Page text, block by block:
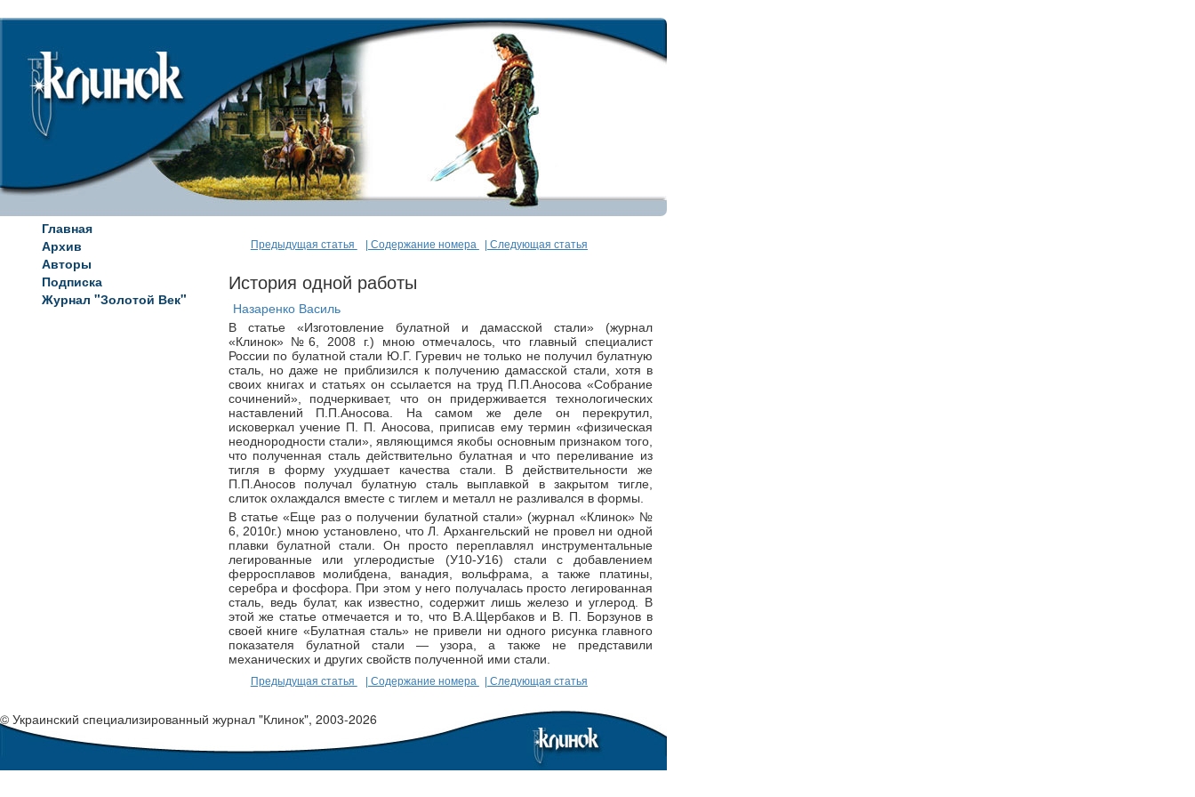
Главная
Архив
Авторы
Подписка
Журнал "Золотой Век"
Предыдущая статья | Содержание номера | Следующая статья
История одной работы
Назаренко Василь
В статье «Изготовление булатной и дамасской стали» (журнал
«Клинок» №6, 2008 г.) мною отмечалось, что главный специалист
России по булатной стали Ю.Г. Гуревич не только не получил булатную
сталь, но даже не приблизился к получению дамасской стали, хотя в
своих книгах и статьях он ссылается на труд П.П.Аносова «Собрание
сочинений», подчеркивает, что он придерживается технологических
наставлений П.П.Аносова. На самом же деле он перекрутил,
исковеркал учение П. П. Аносова, приписав ему термин «физическая
неоднородности стали», являющимся якобы основным признаком того,
что полученная сталь действительно булатная и что переливание из
тигля в форму ухудшает качества стали. В действительности же
П.П.Аносов получал булатную сталь выплавкой в закрытом тигле,
слиток охлаждался вместе с тиглем и металл не разливался в формы.
В статье «Еще раз о получении булатной стали» (журнал «Клинок» №
6, 2010г.) мною установлено, что Л. Архангельский не провел ни одной
плавки булатной стали. Он просто переплавлял инструментальные
легированные или углеродистые (У10-У16) стали с добавлением
ферросплавов молибдена, ванадия, вольфрама, а также платины,
серебра и фосфора. При этом у него получалась просто легированная
сталь, ведь булат, как известно, содержит лишь железо и углерод. В
этой же статье отмечается и то, что В.А.Щербаков и В. П. Борзунов в
своей книге «Булатная сталь» не привели ни одного рисунка главного
показателя булатной стали — узора, а также не представили
механических и других свойств полученной ими стали.
Предыдущая статья | Содержание номера | Следующая статья
© Украинский специализированный журнал "Клинок", 2003-2026